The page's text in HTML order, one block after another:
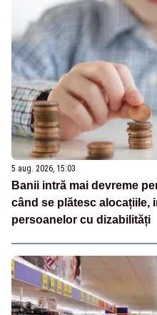
5 aug. 2026, 15:03
Banii intră mai devreme
când se plătesc alocațiile,
persoanelor cu dizabilități